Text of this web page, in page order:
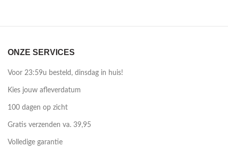
ONZE SERVICES
Voor 23:59u besteld, dinsdag in huis!
Kies jouw afleverdatum
100 dagen op zicht
Gratis verzenden va. 39,95
Volledige garantie